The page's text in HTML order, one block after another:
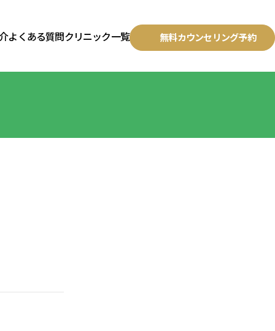
よくある質問クリニック一覧 無料カウンセリング予約